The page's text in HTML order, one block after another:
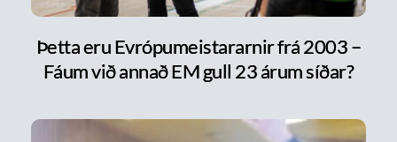
Þetta eru Evrópumeistararnir frá 2003 –
Fáum við annað EM gull 23 árum síðar?